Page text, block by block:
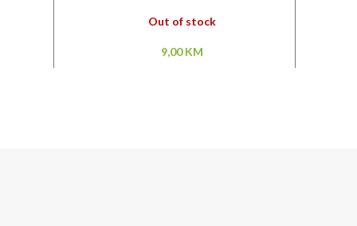
Out of stock
9,00KM